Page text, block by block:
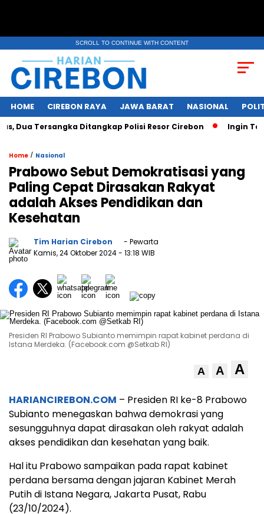
SCROLL TO CONTINUE WITH CONTENT
HOME CIREBON RAYA JAWA BARAT NASIONAL
Dua Tersangka Ditangkap Polisi Resor Cirebon Ingin
Home / Nasional
Prabowo Sebut Demokratisasi yang
Paling Cepat Dirasakan Rakyat
adalah Akses Pendidikan dan
Kesehatan
Tim Harian Cirebon
- Pewarta
Kamis, 24 Oktober 2024- 13:18 WIB
Presiden RI Prabowo Subianto memimpin rapat kabinet perdana di
Istana Merdeka. (Facebook.com @Setkab RI)
A A A
HARIANCIREBON.COM – Presiden RI ke-8 Prabowo
Subianto menegaskan bahwa demokrasi yang
sesungguhnya dapat dirasakan oleh rakyat adalah
akses pendidikan dan kesehatan yang baik.
Hal itu Prabowo sampaikan pada rapat kabinet
perdana bersama dengan jajaran Kabinet Merah
Putih di Istana Negara, Jakarta Pusat, Rabu
(23/10/2024).